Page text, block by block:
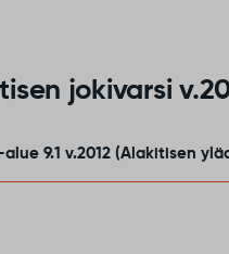
jokivarsi
9.1 v.2012 (Alakitisen